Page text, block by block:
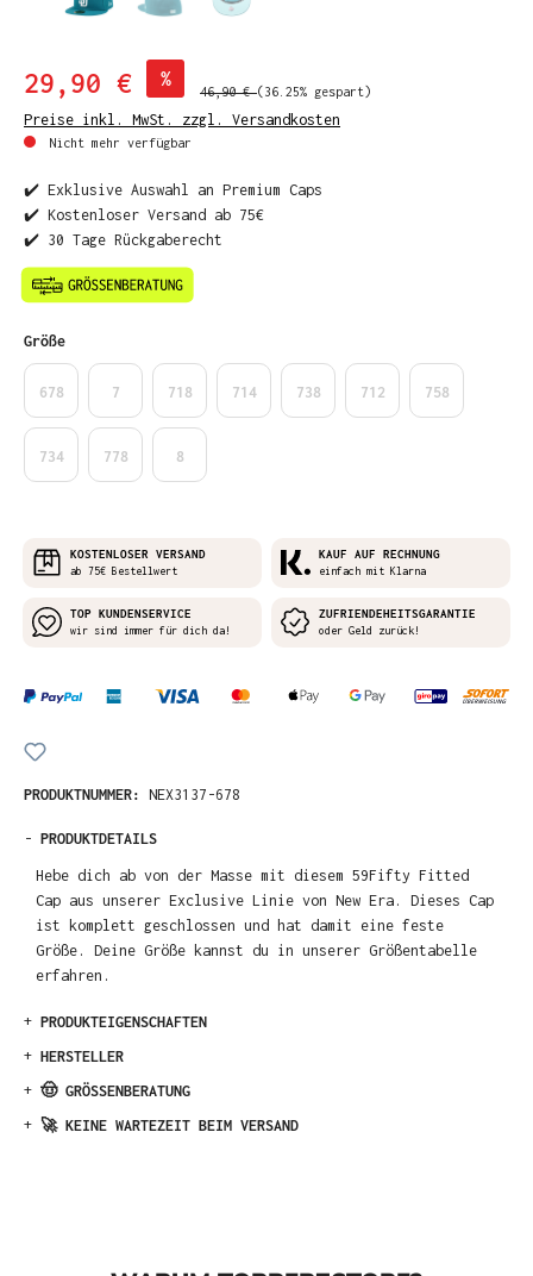
29,90 € %
46,90 €(36.25% gespart)
Preise inkl. MwSt. zzgl. Versandkosten
Nicht mehr verfügbar
✔️ Exklusive Auswahl an Premium Caps
✔️ Kostenloser Versand ab 75€
✔️ 30 Tage Rückgaberecht
Größeauswählen
678 7 718 714 738 712 758
734 778 8
KOSTENLOSER VERSAND
ab 75€ Bestellwert
KAUF AUF RECHNUNG
einfach mit Klarna
TOP KUNDENSERVICE
wir sind immer für dich da!
ZUFRIENDEHEITSGARANTIE
oder Geld zurück!
PRODUKTNUMMER: NEX3137-678
- PRODUKTDETAILS
Hebe dich ab von der Masse mit diesem 59Fifty Fitted
Cap aus unserer Exclusive Linie von New Era. Dieses Cap
ist komplett geschlossen und hat damit eine feste
Größe. Deine Größe kannst du in unserer Größentabelle
erfahren.
+ PRODUKTEIGENSCHAFTEN
+ HERSTELLER
+ 🤠 GRÖSSENBERATUNG
+ 🚀 KEINE WARTEZEIT BEIM VERSAND